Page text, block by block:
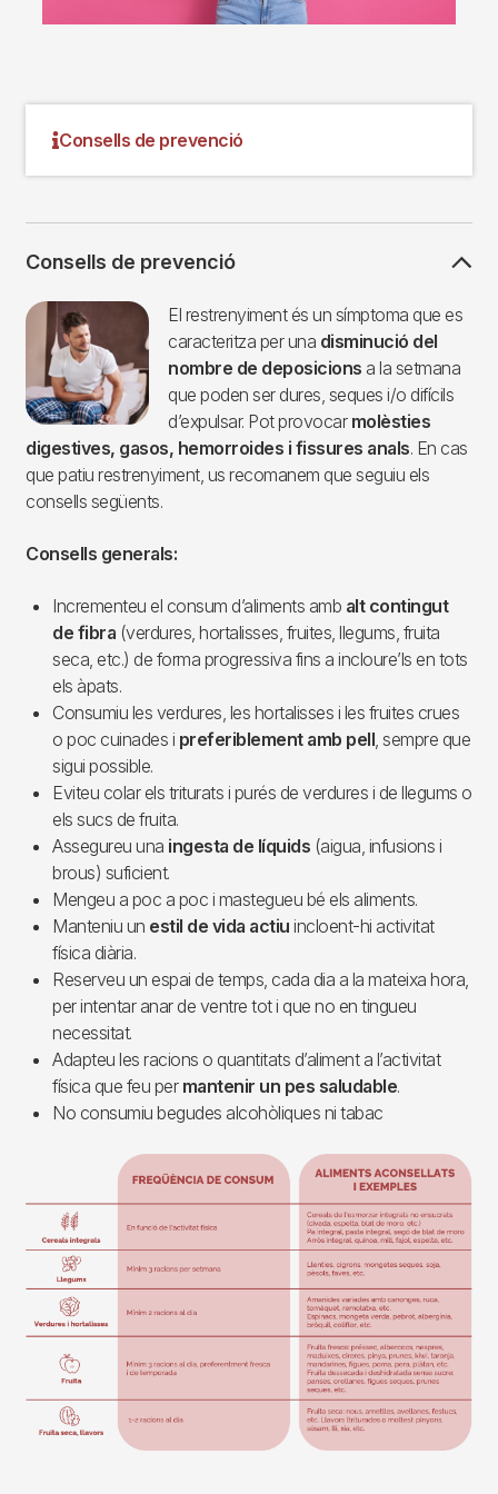
Consells de prevenció
Consells de prevenció
Imagen
El restrenyiment és un símptoma que es
caracteritza per una disminució del
nombre de deposicions a la setmana
que poden ser dures, seques i/o difícils
d’expulsar. Pot provocar molèsties
digestives, gasos, hemorroides i fissures anals. En cas
que patiu restrenyiment, us recomanem que seguiu els
consells següents.
Consells generals:
Incrementeu el consum d’aliments amb alt contingut
de fibra (verdures, hortalisses, fruites, llegums, fruita
seca, etc.) de forma progressiva fins a incloure’ls en tots
els àpats.
Consumiu les verdures, les hortalisses i les fruites crues
o poc cuinades i preferiblement amb pell, sempre que
sigui possible.
Eviteu colar els triturats i purés de verdures i de llegums o
els sucs de fruita.
Assegureu una ingesta de líquids (aigua, infusions i
brous) suficient.
Mengeu a poc a poc i mastegueu bé els aliments.
Manteniu un estil de vida actiu incloent-hi activitat
física diària.
Reserveu un espai de temps, cada dia a la mateixa hora,
per intentar anar de ventre tot i que no en tingueu
necessitat.
Adapteu les racions o quantitats d’aliment a l’activitat
física que feu per mantenir un pes saludable.
No consumiu begudes alcohòliques ni tabac